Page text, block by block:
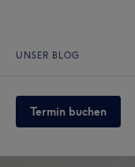
UNSER BLOG
Termin buchen